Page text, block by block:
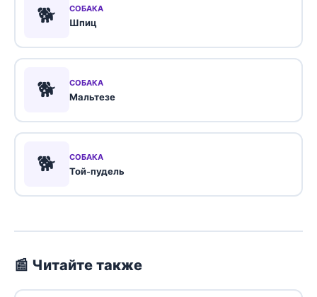
🐕 СОБАКА
Шпиц
🐕 СОБАКА
Мальтезе
🐕 СОБАКА
Той-пудель
📰 Читайте также